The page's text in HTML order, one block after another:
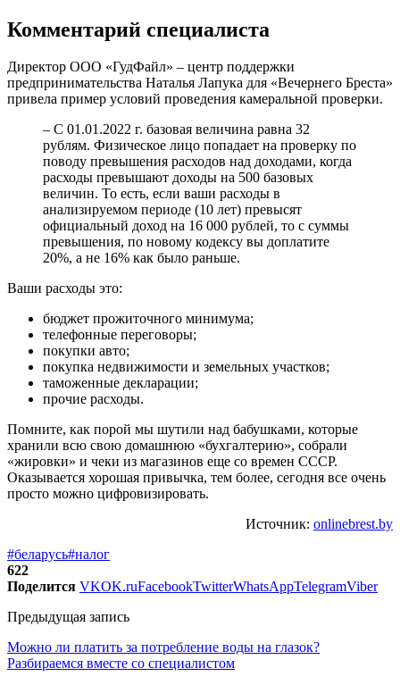
Комментарий специалиста
Директор ООО «ГудФайл» – центр поддержки
предпринимательства Наталья Лапука для «Вечернего Бреста»
привела пример условий проведения камеральной проверки.
– С 01.01.2022 г. базовая величина равна 32
рублям. Физическое лицо попадает на проверку по
поводу превышения расходов над доходами, когда
расходы превышают доходы на 500 базовых
величин. То есть, если ваши расходы в
анализируемом периоде (10 лет) превысят
официальный доход на 16 000 рублей, то с суммы
превышения, по новому кодексу вы доплатите
20%, а не 16% как было раньше.
Ваши расходы это:
бюджет прожиточного минимума;
телефонные переговоры;
покупки авто;
покупка недвижимости и земельных участков;
таможенные декларации;
прочие расходы.
Помните, как порой мы шутили над бабушками, которые
хранили всю свою домашнюю «бухгалтерию», собрали
«жировки» и чеки из магазинов еще со времен СССР.
Оказывается хорошая привычка, тем более, сегодня все очень
просто можно цифровизировать.
Источник: onlinebrest.by
#беларусь#налог
622
Поделится VKOK.ruFacebookTwitterWhatsAppTelegramViber
Предыдущая запись
Можно ли платить за потребление воды на глазок?
Разбираемся вместе со специалистом